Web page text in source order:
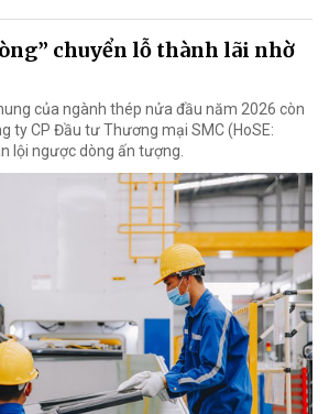
chuyển lỗ thành lãi nhờ
của ngành thép nửa đầu năm 2026 còn
ty CP Đầu tư Thương mại SMC (HoSE:
lội ngược dòng ấn tượng.